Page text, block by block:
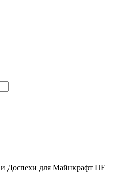
Доспехи для Майнкрафт ПЕ